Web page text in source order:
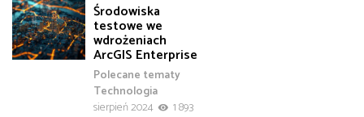
Środowiska
testowe we
wdrożeniach
ArcGIS Enterprise
Polecane tematy
Technologia
sierpień 2024
1 893